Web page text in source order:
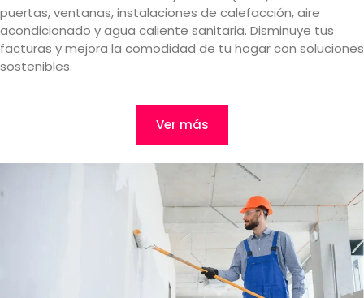
puertas, ventanas, instalaciones de calefacción, aire
acondicionado y agua caliente sanitaria. Disminuye tus
facturas y mejora la comodidad de tu hogar con soluciones
sostenibles.
Ver más